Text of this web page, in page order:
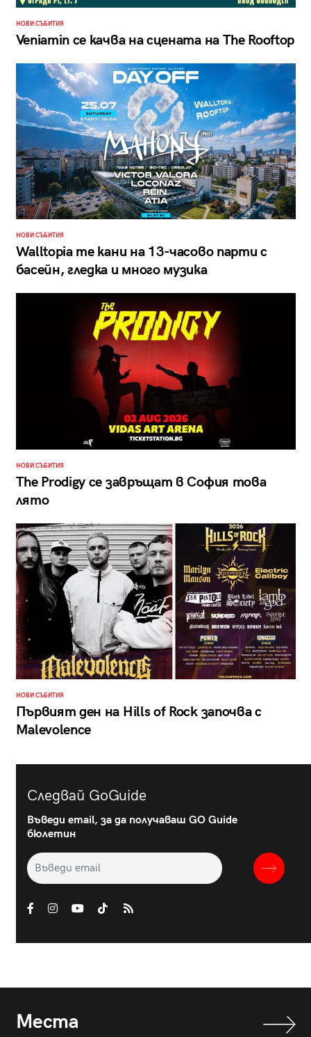
НОВИ СЪБИТИЯ
Veniamin се качва на сцената на The Rooftop
НОВИ СЪБИТИЯ
Walltopia те кани на 13-часово парти с
басейн, гледка и много музика
НОВИ СЪБИТИЯ
The Prodigy се завръщат в София това
лято
НОВИ СЪБИТИЯ
Първият ден на Hills of Rock започва с
Malevolence
Следвай GoGuide
Въведи email, за да получаваш GO Guide
бюлетин
Места